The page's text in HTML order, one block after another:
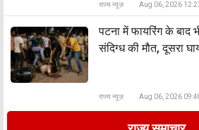
राज्य न्यूज़ Aug 06, 2026
पटना में फायरिंग के
संदिग्ध की मौत, दूसरा
राज्य न्यूज़ Aug 06, 2026